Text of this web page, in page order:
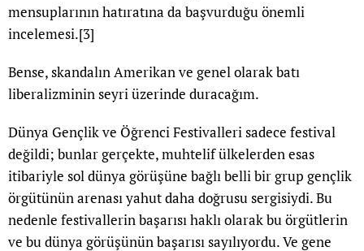
mensuplarının hatıratına da başvurduğu önemli
incelemesi.[3]
Bense, skandalın Amerikan ve genel olarak batı
liberalizminin seyri üzerinde duracağım.
Dünya Gençlik ve Öğrenci Festivalleri sadece festival
değildi; bunlar gerçekte, muhtelif ülkelerden esas
itibariyle sol dünya görüşüne bağlı belli bir grup gençlik
örgütünün arenası yahut daha doğrusu sergisiydi. Bu
nedenle festivallerin başarısı haklı olarak bu örgütlerin
ve bu dünya görüşünün başarısı sayılıyordu. Ve gene